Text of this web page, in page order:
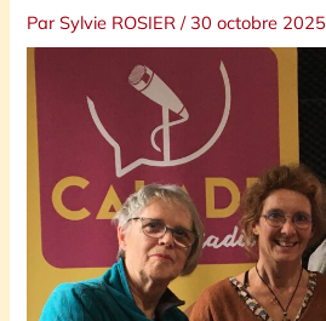
ParSylvie ROSIER/ 30 octobre 2025